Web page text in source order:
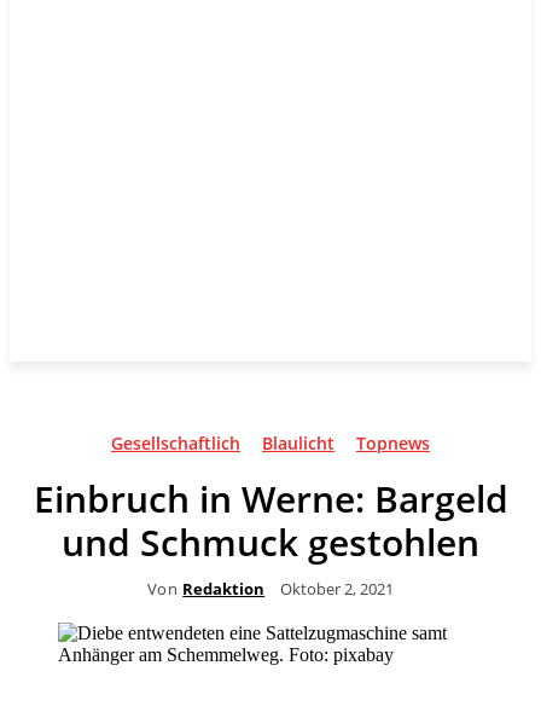
Gesellschaftlich Blaulicht Topnews
Einbruch in Werne: Bargeld
und Schmuck gestohlen
Von Redaktion Oktober 2, 2021